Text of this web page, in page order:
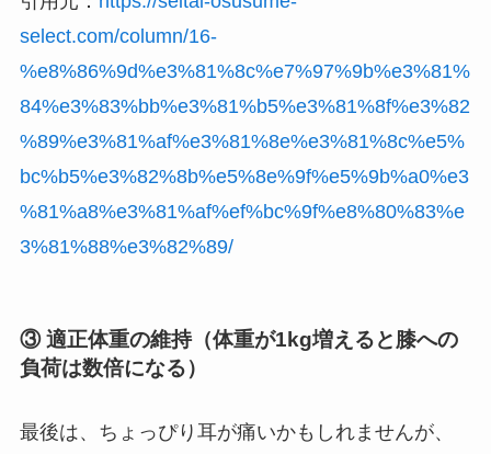
select.com/column/16-
%e8%86%9d%e3%81%8c%e7%97%9b%e3%81%
84%e3%83%bb%e3%81%b5%e3%81%8f%e3%82
%89%e3%81%af%e3%81%8e%e3%81%8c%e5%
bc%b5%e3%82%8b%e5%8e%9f%e5%9b%a0%e3
%81%a8%e3%81%af%ef%bc%9f%e8%80%83%e
3%81%88%e3%82%89/
③ 適正体重の維持（体重が1kg増えると膝への
負荷は数倍になる）
最後は、ちょっぴり耳が痛いかもしれませんが、